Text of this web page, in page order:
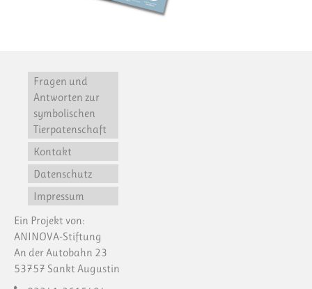
Fragen und
Antworten zur
symbolischen
Tierpatenschaft
Kontakt
Datenschutz
Impressum
Ein Projekt von:
ANINOVA-Stiftung
An der Autobahn 23
53757 Sankt Augustin